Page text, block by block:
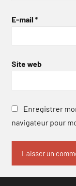
E-mail *
Site web
Enregistrer
navigateur pour